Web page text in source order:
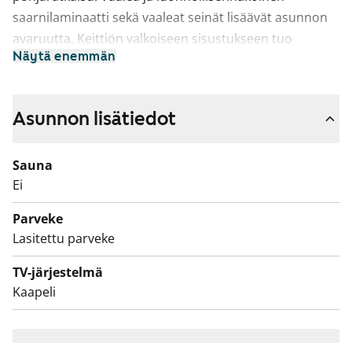
saarnilaminaatti sekä vaaleat seinät lisäävät asunnon
avaruutta. Keittiön valkoiseen sisustukseen tuo
piristystä värikäs välitilan laatoitus. Keittiössä on
Kylpyhuone on laatoitettu modernisti valkoisella ja
Kylpyhuoneessa on tilavaraus pyykinpesukoneelle,
mutta taloyhtiöstä löytyy myös talopesula. Asunnossa
on hyvin säilytystilaa: vaatehuone, eteisessä
hyllykomeroita ja makuuhuoneessa tanko- sekä
hyllykomeroita. Olohuoneesta on käynti lasitetulle
parvekkeelle, mistä avautuu maisema länteen
takapihan puolelle.
Näytä enemmän
Asunnon lisätiedot
Sauna
Ei
Parveke
Lasitettu parveke
TV-järjestelmä
Kaapeli